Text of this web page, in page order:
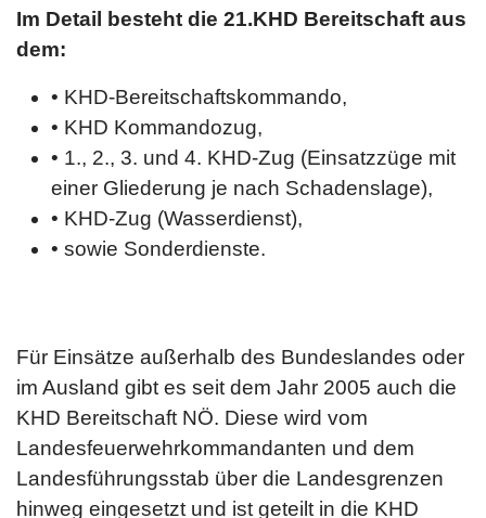
Im Detail besteht die 21.KHD Bereitschaft aus
dem:
• KHD-Bereitschaftskommando,
• KHD Kommandozug,
• 1., 2., 3. und 4. KHD-Zug (Einsatzzüge mit
einer Gliederung je nach Schadenslage),
• KHD-Zug (Wasserdienst),
• sowie Sonderdienste.
Für Einsätze außerhalb des Bundeslandes oder
im Ausland gibt es seit dem Jahr 2005 auch die
KHD Bereitschaft NÖ. Diese wird vom
Landesfeuerwehrkommandanten und dem
Landesführungsstab über die Landesgrenzen
hinweg eingesetzt und ist geteilt in die KHD